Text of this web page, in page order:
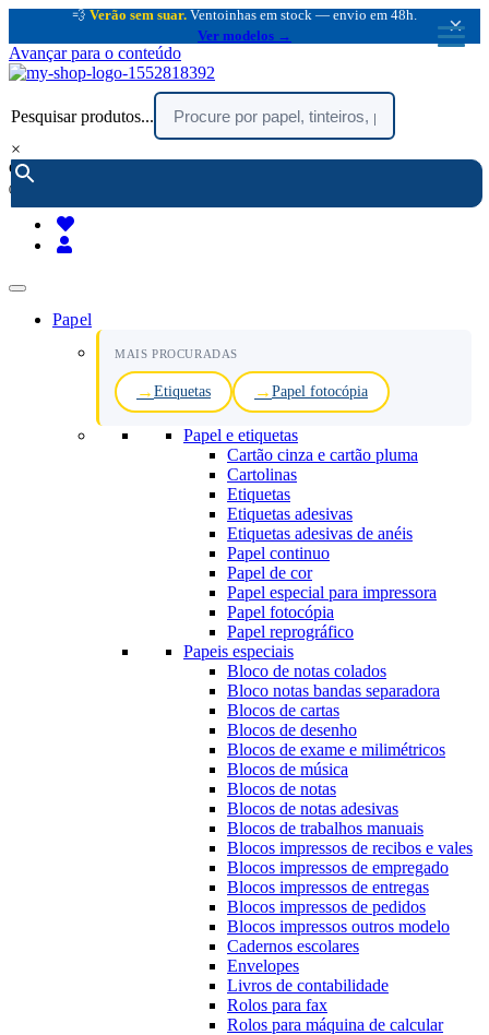
💨 Verão sem suar. Ventoinhas em stock — envio em 48h.
Ver modelos →
×
Avançar para o conteúdo
Pesquisar produtos...
×
encomendar por telefone :
(chamada rede fixa nacional)
Papel
MAIS PROCURADAS
Etiquetas Papel fotocópia
Papel e etiquetas
Cartão cinza e cartão pluma
Cartolinas
Etiquetas
Etiquetas adesivas
Etiquetas adesivas de anéis
Papel continuo
Papel de cor
Papel especial para impressora
Papel fotocópia
Papel reprográfico
Papeis especiais
Bloco de notas colados
Bloco notas bandas separadora
Blocos de cartas
Blocos de desenho
Blocos de exame e milimétricos
Blocos de música
Blocos de notas
Blocos de notas adesivas
Blocos de trabalhos manuais
Blocos impressos de recibos e vales
Blocos impressos de empregado
Blocos impressos de entregas
Blocos impressos de pedidos
Blocos impressos outros modelo
Cadernos escolares
Envelopes
Livros de contabilidade
Rolos para fax
Rolos para máquina de calcular